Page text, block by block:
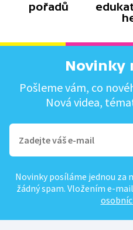
pořadů
Novinky
Pošleme vám, co
Nová videa,
Novinky posíláme jednou za
žádný spam. Vložením e-